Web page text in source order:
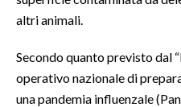
altri animali.
Secondo quanto previsto dal
operativo nazionale di
una pandemia influenzale